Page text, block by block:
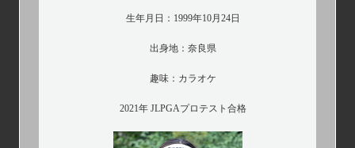
生年月日：1999年10月24日
出身地：奈良県
趣味：カラオケ
2021年 JLPGAプロテスト合格